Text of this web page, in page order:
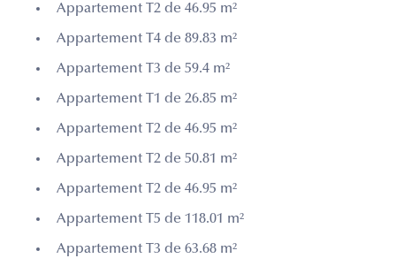
Appartement T2 de 46.95 m²
Appartement T4 de 89.83 m²
Appartement T3 de 59.4 m²
Appartement T1 de 26.85 m²
Appartement T2 de 46.95 m²
Appartement T2 de 50.81 m²
Appartement T2 de 46.95 m²
Appartement T5 de 118.01 m²
Appartement T3 de 63.68 m²